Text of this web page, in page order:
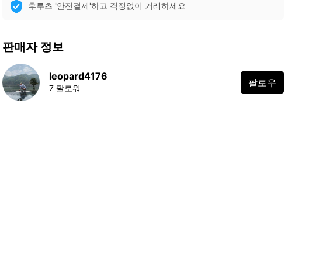
후루츠 '안전결제'하고 걱정없이 거래하세요
판매자 정보
leopard4176
7 팔로워 팔로우